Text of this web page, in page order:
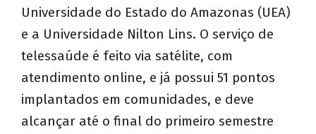
Universidade do Estado do Amazonas (UEA)
e a Universidade Nilton Lins. O serviço de
telessaúde é feito via satélite, com
atendimento online, e já possui 51 pontos
implantados em comunidades, e deve
alcançar até o final do primeiro semestre